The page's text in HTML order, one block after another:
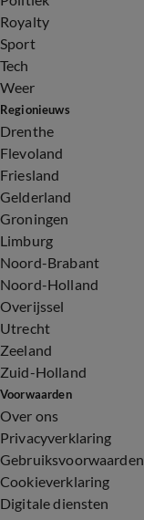
Royalty
Sport
Tech
Weer
Regionieuws
Drenthe
Flevoland
Friesland
Gelderland
Groningen
Limburg
Noord-Brabant
Noord-Holland
Overijssel
Utrecht
Zeeland
Zuid-Holland
Voorwaarden
Over ons
Privacyverklaring
Gebruiksvoorwaarden
Cookieverklaring
Digitale diensten